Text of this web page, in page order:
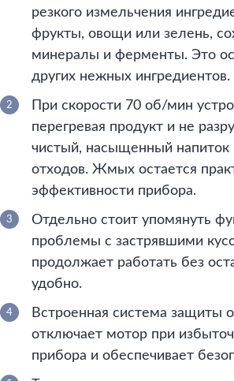
резкого измельчения
фрукты, овощи или зелень,
минералы и ферменты. Это
других нежных ингредиентов.
При скорости 70 об/мин
перегревая продукт и не
чистый, насыщенный
отходов. Жмых остается
эффективности прибора.
Отдельно стоит упомянуть
проблемы с застрявшими
продолжает работать без
удобно.
Встроенная система защиты
отключает мотор при
прибора и обеспечивает